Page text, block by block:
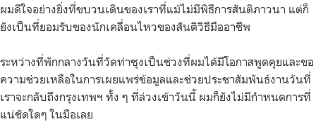
ผมดีใจอย่างยิ่งที่ขบวนเดินของเราที่แม้ไม่มีพิธีการสันติภาวนา แต่ก็
ยังเป็นที่ยอมรับของนักเคลื่อนไหวของสันติวิธีมืออาชีพ
ระหว่างที่พักกลางวันที่วัดท่าซุงเป็นช่วงที่ผมได้มีโอกาสพูดคุยและขอ
ความช่วยเหลือในการเผยแพร่ข้อมูลและช่วยประชาสัมพันธ์งานวันที่
เราจะกลับถึงกรุงเทพฯ ทั้ง ๆ ที่ล่วงเข้าวันนี้ ผมก็ยังไม่มีกำหนดการที่
แน่ชัดใดๆ ในมือเลย